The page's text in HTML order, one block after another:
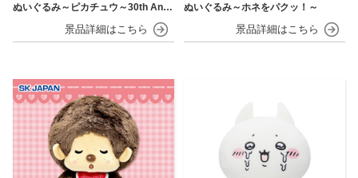
ぬいぐるみ～ピカチュウ～30th Anni
ぬいぐるみ～ホネをパクッ！～